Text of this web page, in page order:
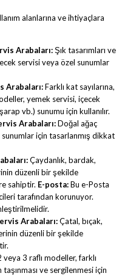
alanlarına ve ihtiyaçlara
Arabaları:Şık tasarımları ve
servisi veya özel sunumlar
Arabaları:Farklı kat sayılarına,
yemek servisi, içecek
vb.) sunumu için kullanılır.
Arabaları:Doğal ağaç
için tasarlanmış dikkat
Çaydanlık, bardak,
düzenli bir şekilde
sahiptir. E-posta:Bu e-Posta
tarafından korunuyor.
Arabaları:Çatal, bıçak,
düzenli bir şekilde
veya 3 raflı modeller, farklı
ve sergilenmesi için